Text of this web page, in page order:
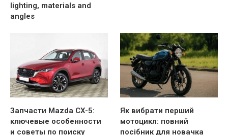
lighting, materials and
angles
Запчасти Mazda CX-5:
ключевые особенности
и советы по поиску
Як вибрати перший
мотоцикл: повний
посібник для новачка